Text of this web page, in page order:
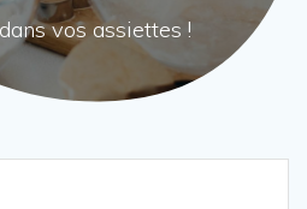
vos assiettes !